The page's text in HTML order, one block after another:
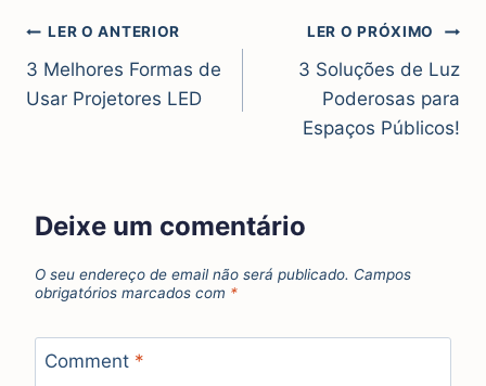
LER O ANTERIOR
3 Melhores Formas de
Usar Projetores LED
LER O PRÓXIMO
3 Soluções de Luz
Poderosas para
Espaços Públicos!
Deixe um comentário
O seu endereço de email não será publicado. Campos
obrigatórios marcados com *
Comment *